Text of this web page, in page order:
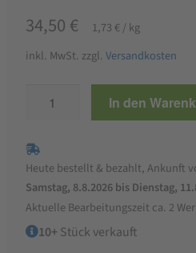
34,50 € 1,73 €/kg
inkl. MwSt. zzgl. Versandkosten
Zuchtmüsli
20
kg
Menge
In den
Heute bestellt & bezahlt, Ankunft
Samstag, 8.8.2026 bis Dienstag,
Aktuelle Bearbeitungszeit ca. 2
10+Stück verkauft